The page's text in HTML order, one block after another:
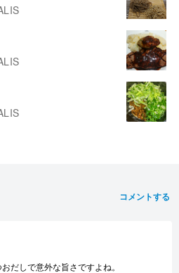
コメントする
だしで意外な旨さですよね。